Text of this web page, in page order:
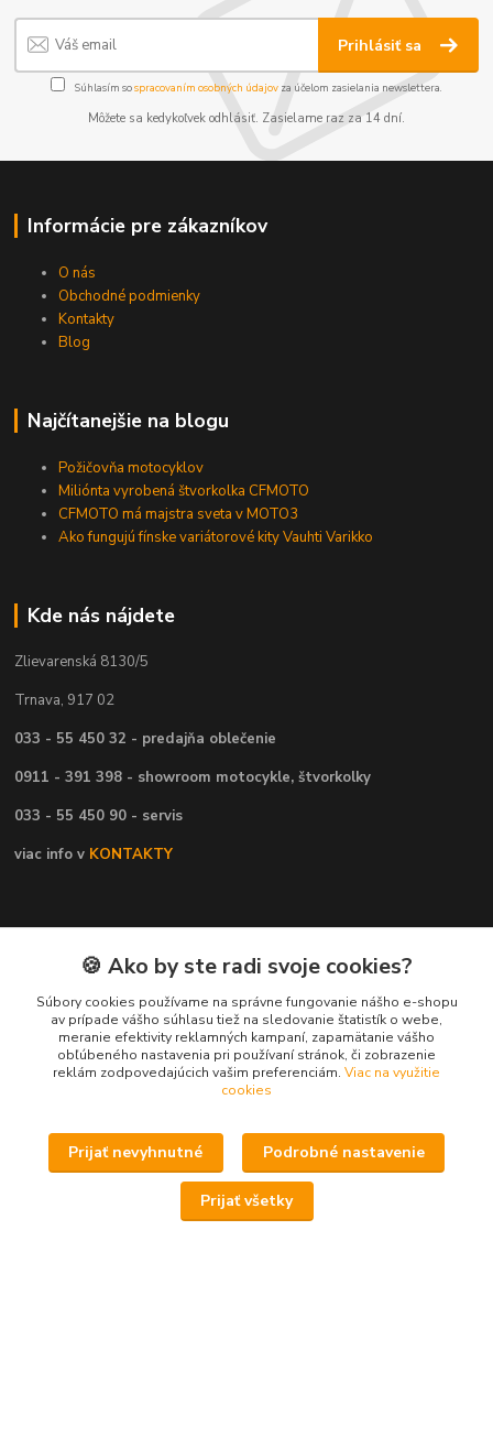
Prihlásiť sa
Súhlasím sospracovaním osobných údajov za účelom zasielania newslettera.
Môžete sa kedykoľvek odhlásiť. Zasielame raz za 14 dní.
Informácie pre zákazníkov
O nás
Obchodné podmienky
Kontakty
Blog
Najčítanejšie na blogu
Požičovňa motocyklov
Miliónta vyrobená štvorkolka CFMOTO
CFMOTO má majstra sveta v MOTO3
Ako fungujú fínske variátorové kity Vauhti Varikko
Kde nás nájdete
Zlievarenská 8130/5
Trnava, 917 02
033 - 55 450 32 - predajňa oblečenie
0911 - 391 398 - showroom motocykle, štvorkolky
033 - 55 450 90 - servis
viac info v KONTAKTY
Potrebujete poradiť ?
+421 911 391 398
(Po-Pia, 8.30-17.00 hod.)
🍪 Ako by ste radi svoje cookies?
Súbory cookies používame na správne fungovanie nášho e-shopu
av prípade vášho súhlasu tiež na sledovanie štatistík o webe,
meranie efektivity reklamných kampaní, zapamätanie vášho
obľúbeného nastavenia pri používaní stránok, či zobrazenie
reklám zodpovedajúcich vašim preferenciám. Viac na využitie
cookies
Prijať nevyhnutné Podrobné nastavenie
Prijať všetky